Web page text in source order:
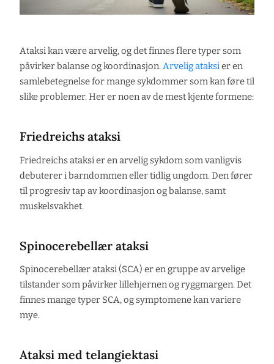
Ataksi kan være arvelig, og det finnes flere typer som
påvirker balanse og koordinasjon.Arvelig ataksier en
samlebetegnelse for mange sykdommer som kan føre til
slike problemer. Her er noen av de mest kjente formene:
Friedreichs ataksi
Friedreichs ataksi er en arvelig sykdom som vanligvis
debuterer i barndommen eller tidlig ungdom. Den fører
til progresiv tap av koordinasjon og balanse, samt
muskelsvakhet.
Spinocerebellær ataksi
Spinocerebellær ataksi (SCA) er en gruppe av arvelige
tilstander som påvirker lillehjernen og ryggmargen. Det
finnes mange typer SCA, og symptomene kan variere
mye.
Ataksi med telangiektasi